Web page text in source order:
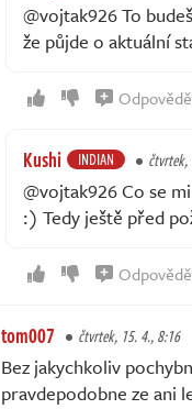
@vojtak926 To
že půjde o aktuální
Kushi INDIAN čtvrtek,
@vojtak926 Co se
:) Tedy ještě před
tom007 čtvrtek, 15. 4., 8:16
Bez jakychkoliv
pravdepodobne ze ani